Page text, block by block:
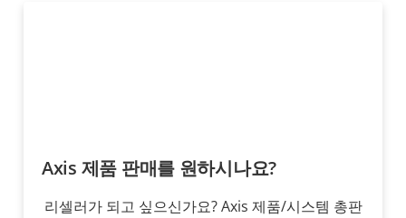
Axis 제품 판매를 원하시나요?
리셀러가 되고 싶으신가요? Axis 제품/시스템 총판